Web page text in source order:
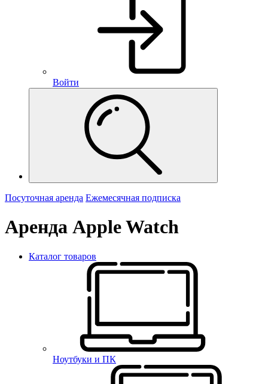
Войти
Посуточная аренда Ежемесячная подписка
Аренда Apple Watch
Каталог товаров
Ноутбуки и ПК